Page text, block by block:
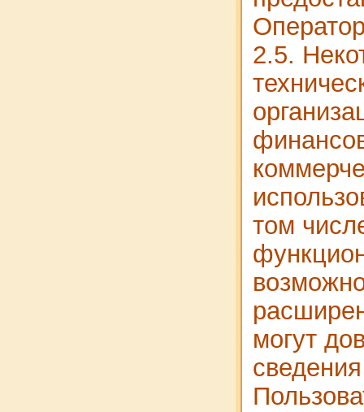
2.5.
том
могут
сведения